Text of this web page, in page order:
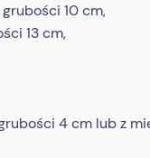
10 cm,
13 cm,
4 cm lub z